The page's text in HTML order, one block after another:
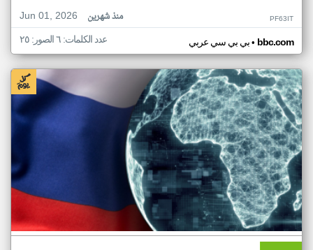
Jun 01, 2026
منذ شهرين PF63IT
بي بي سي عربي• bbc.com عدد الكلمات: ٦ الصور: ٢٥